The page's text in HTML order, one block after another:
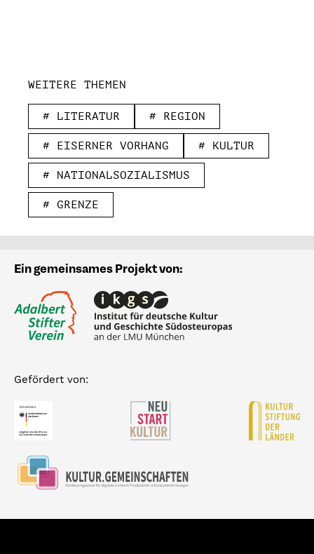
WEITERE THEMEN
# LITERATUR # REGION
# EISERNER VORHANG # KULTUR
# NATIONALSOZIALISMUS
# GRENZE
Ein gemeinsames Projekt von:
Gefördert von: